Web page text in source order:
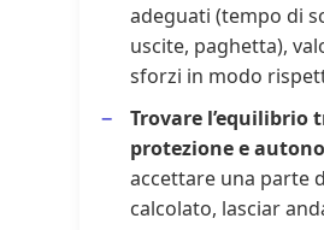
adeguati (tempo di
uscite, paghetta),
sforzi in modo
Trovare l’equilibrio
protezione e
accettare una parte
calcolato, lasciar